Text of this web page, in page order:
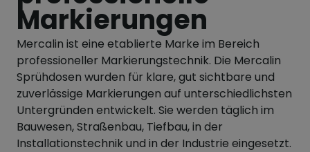
Markierungen
Mercalin ist eine etablierte Marke im Bereich
professioneller Markierungstechnik. Die Mercalin
Sprühdosen wurden für klare, gut sichtbare und
zuverlässige Markierungen auf unterschiedlichsten
Untergründen entwickelt. Sie werden täglich im
Bauwesen, Straßenbau, Tiefbau, in der
Installationstechnik und in der Industrie eingesetzt.